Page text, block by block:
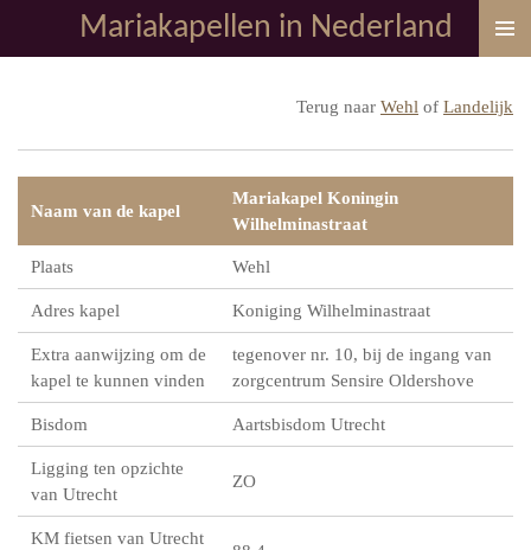
direct
Mariakapellen in Nederland
Terug naar Wehl of Landelijk
Naam van de kapel
Mariakapel Koningin
Wilhelminastraat
Plaats Wehl
Adres kapel Koniging Wilhelminastraat
Extra aanwijzing om de
kapel te kunnen vinden
tegenover nr. 10, bij de ingang van
zorgcentrum Sensire Oldershove
Bisdom Aartsbisdom Utrecht
Ligging ten opzichte
van Utrecht
ZO
KM fietsen van Utrecht